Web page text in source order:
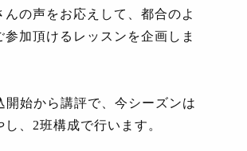
んの声をお応えして、都合のよ
参加頂けるレッスンを企画しま
開始から講評で、今シーズンは
、 2班構成で行います。